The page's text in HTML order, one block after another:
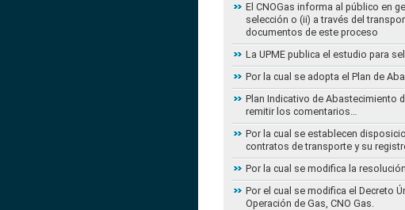
El CNOGas informa al público en
selección o (ii) a través del
documentos de este proceso
La UPME publica el estudio para
Por la cual se adopta el Plan de
Plan Indicativo de Abastecimiento
remitir los comentarios…
Por la cual se establecen
contratos de transporte y su
Por la cual se modifica la
Por el cual se modifica el Decreto
Operación de Gas, CNO Gas.